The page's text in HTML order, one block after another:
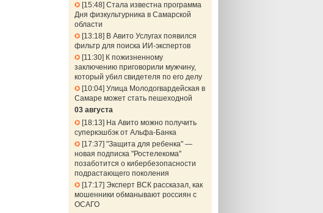
15:48 Стала известна программа
Дня физкультурника в Самарской
области
13:18 В Авито Услугах появился
фильтр для поиска ИИ-экспертов
11:30 К пожизненному
заключению приговорили мужчину,
который убил свидетеля по его делу
10:04 Улица Молодогвардейская в
Самаре может стать пешеходной
03 августа
18:13
На Авито можно получить
суперкэшбэк от Альфа-Банка
17:37 "Защита для ребенка" —
новая подписка "Ростелекома"
позаботится о кибербезопасности
подрастающего поколения
17:17 Эксперт ВСК рассказал, как
мошенники обманывают россиян с
ОСАГО